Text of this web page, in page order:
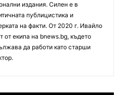
издания. Силен е в
публицистика и
на факти. От 2020 г. Ивайло
от екипа на bnews.bg, където
да работи като старши